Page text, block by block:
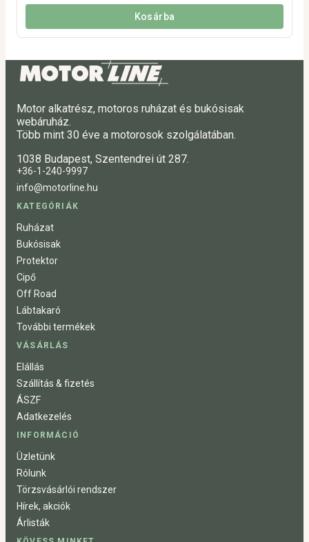
Kosárba
Motor alkatrész, motoros ruházat és bukósisak
webáruház.
Több mint 30 éve a motorosok szolgálatában.
1038 Budapest, Szentendrei út 287.
+36-1-240-9997
info@motorline.hu
KATEGÓRIÁK
Ruházat
Bukósisak
Protektor
Cipő
Off Road
Lábtakaró
További termékek
VÁSÁRLÁS
Elállás
Szállítás & fizetés
ÁSZF
Adatkezelés
INFORMÁCIÓ
Üzletünk
Rólunk
Törzsvásárlói rendszer
Hírek, akciók
Árlisták